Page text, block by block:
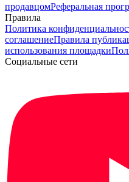
продавцомРеферальная
Правила
Политика
соглашениеПравила
использования площадки
Социальные сети